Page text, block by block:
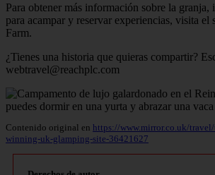
Para obtener más información sobre la granja,
para acampar y reservar experiencias, visita
Farm.
¿Tienes una historia que quieras compartir?
webtravel@reachplc.com
Contenido original en https://www.mirror.co.uk/
winning-uk-glamping-site-36421627